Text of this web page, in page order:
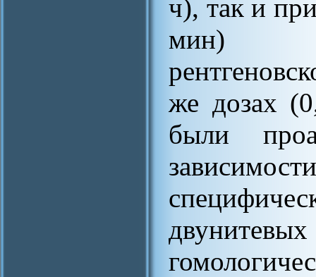
ч), так и
мин)
же дозах
были